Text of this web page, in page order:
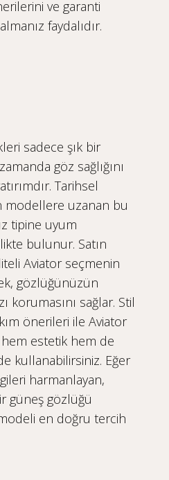
ve garanti
faydalıdır.
sadece şık bir
göz sağlığını
Tarihsel
uzanan bu
tipine uyum
bulunur. Satın
Aviator seçmenin
gözlüğünüzün
korumasını sağlar. Stil
önerileri ile Aviator
estetik hem de
kullanabilirsiniz. Eğer
harmanlayan,
güneş gözlüğü
en doğru tercih